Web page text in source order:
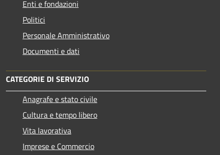
Enti e fondazioni
Politici
Personale Amministrativo
Documenti e dati
CATEGORIE DI SERVIZIO
Anagrafe e stato civile
Cultura e tempo libero
Vita lavorativa
Imprese e Commercio